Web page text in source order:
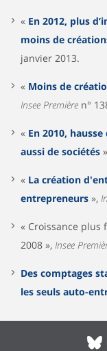
« En 2012, plus
moins de
janvier 2013.
« Moins de
Insee Première n°
« En 2010,
aussi de sociétés
« La création
entrepreneurs »,
« Croissance plus
2008 », Insee
Des comptages
les seuls auto-